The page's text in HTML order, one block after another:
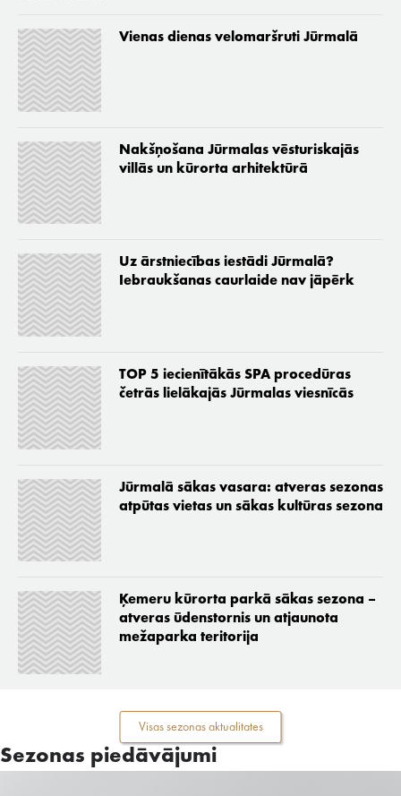
Vienas dienas velomaršruti Jūrmalā
Nakšņošana Jūrmalas vēsturiskajās
villās un kūrorta arhitektūrā
Uz ārstniecības iestādi Jūrmalā?
Iebraukšanas caurlaide nav jāpērk
TOP 5 iecienītākās SPA procedūras
četrās lielākajās Jūrmalas viesnīcās
Jūrmalā sākas vasara: atveras sezonas
atpūtas vietas un sākas kultūras sezona
Ķemeru kūrorta parkā sākas sezona –
atveras ūdenstornis un atjaunota
mežaparka teritorija
Visas sezonas aktualitates
Sezonas piedāvājumi